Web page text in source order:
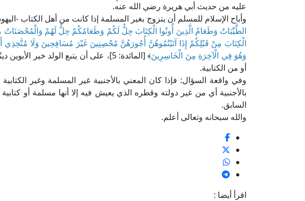
عليه من حديث أبي هريرة رضي الله عنه.
وأباح الإسلام للمسلم أن يتزوج بغير المسلمة إذا كانت من أهل الكتاب -
الطَّيِّبَاتُ وَطَعَامُ الَّذِينَ أُوتُوا الْكِتَابَ حِلٌّ لَكُمْ وَطَعَامُكُمْ حِلٌّ لَهُمْ وَالْمُحْصَنَاتُ
الْكِتَابَ مِنْ قَبْلِكُمْ إِذَا آتَيْتُمُوهُنَّ أُجُورَهُنَّ مُحْصِنِينَ غَيْرَ مُسَافِحِينَ وَلَا مُتَّخِذِي
وَهُوَ فِي الْآخِرَةِ مِنَ الْخَاسِرِينَ
﴾ [المائدة: 5]، على أن يتبع الولد خير
أو من الكتابية.
وفي واقعة السؤال: فإذا كان المعني بالأجنبية غير المسلمة وغير الكتابية
بالأجنبية أي من غير دولته وقطره الذي يعيش فيه إلا أنها مسلمة أو
السابق.
والله سبحانه وتعالى أعلم.
اقرأ أيضا :